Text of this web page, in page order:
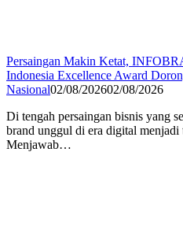
Persaingan Makin Ketat,
Indonesia Excellence Award
Nasional02/08/202602/08/2026
Di tengah persaingan bisnis yang
brand unggul di era digital menjadi
Menjawab…